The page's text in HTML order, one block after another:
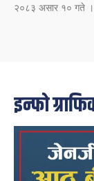
२०८३ असार १० गते ।
इन्फो